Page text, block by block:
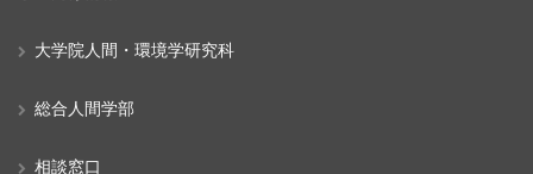
大学院人間・環境学研究科
総合人間学部
相談窓口